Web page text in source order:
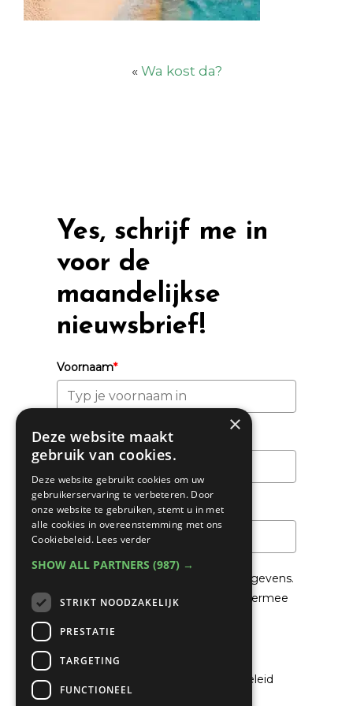
« Wa kost da?
Yes, schrijf me in
voor de
maandelijkse
nieuwsbrief!
Voornaam*
Achternaam
Email*
We gaan voorzichtig om met je gegevens.
Lees in hetPrivacybeleid
hoe we hiermee
Ik ga akkoord met het privacybeleid
×
Deze website maakt
gebruik van cookies.
Deze website gebruikt cookies om uw
gebruikerservaring te verbeteren. Door
onze website te gebruiken, stemt u in met
alle cookies in overeenstemming met ons
Cookiebeleid. Lees verder
SHOW ALL PARTNERS (987) →
STRIKT NOODZAKELIJK
PRESTATIE
TARGETING
FUNCTIONEEL